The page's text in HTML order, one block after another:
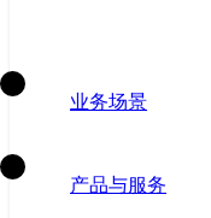
业务场景
产品与服务